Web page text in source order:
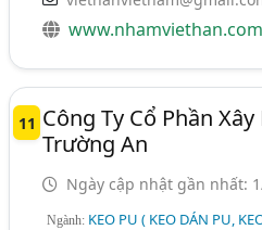
11 Công Ty Cổ Phần
Trường An
Ngày cập nhật gần nhất:
Ngành: KEO PU ( KEO DÁN PU,